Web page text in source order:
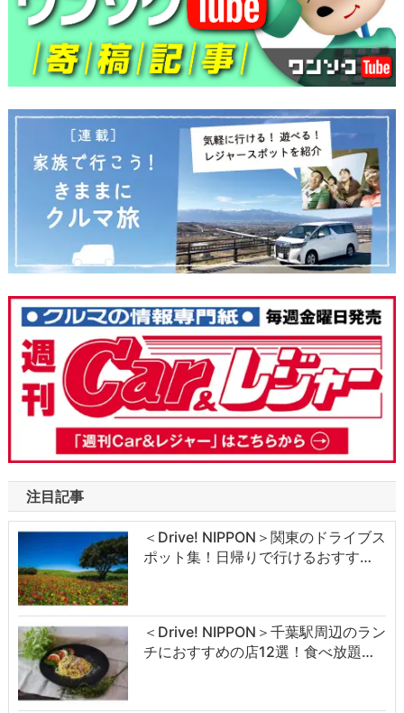
注目記事
＜Drive! NIPPON＞関東のドライブス
ポット集！日帰りで行けるおすす…
＜Drive! NIPPON＞千葉駅周辺のラン
チにおすすめの店12選！食べ放題…